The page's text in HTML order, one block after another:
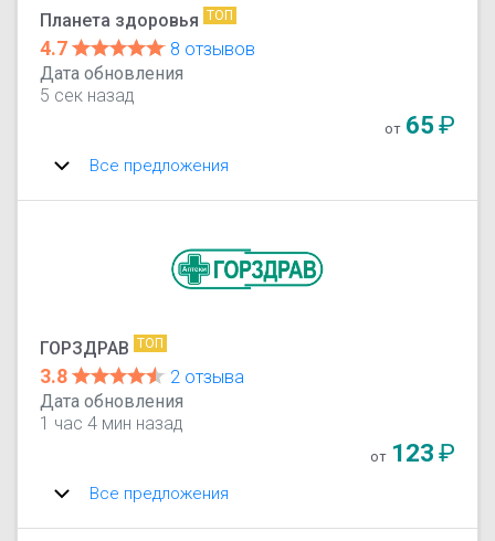
Планета здоровья ТОП
4.7
8 отзывов
Дата обновления
5 сек назад
от 65₽
Все предложения
ГОРЗДРАВ ТОП
3.8
2 отзыва
Дата обновления
1 час 4 мин назад
от 123₽
Все предложения